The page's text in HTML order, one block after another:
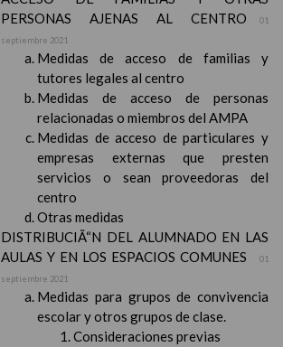
PERSONAS AJENAS AL CENTRO
01
septiembre 2021
Medidas de acceso de familias y
tutores legales al centro
Medidas de acceso de personas
relacionadas o miembros del AMPA
Medidas de acceso de particulares y
empresas externas que presten
servicios o sean proveedoras del
centro
Otras medidas
DISTRIBUCIÃ“N DEL ALUMNADO EN LAS
AULAS Y EN LOS ESPACIOS COMUNES
01
septiembre 2021
Medidas para grupos de convivencia
escolar y otros grupos de clase.
Consideraciones previas